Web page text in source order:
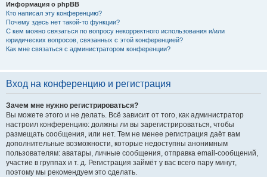
Информация о phpBB
Кто написал эту конференцию?
Почему здесь нет такой-то функции?
С кем можно связаться по вопросу некорректного использования и/или
юридических вопросов, связанных с этой конференцией?
Как мне связаться с администратором конференции?
Вход на конференцию и регистрация
Зачем мне нужно регистрироваться?
Вы можете этого и не делать. Всё зависит от того, как администратор
настроил конференцию: должны ли вы зарегистрироваться, чтобы
размещать сообщения, или нет. Тем не менее регистрация даёт вам
дополнительные возможности, которые недоступны анонимным
пользователям: аватары, личные сообщения, отправка email-сообщений,
участие в группах и т. д. Регистрация займёт у вас всего пару минут,
поэтому мы рекомендуем это сделать.